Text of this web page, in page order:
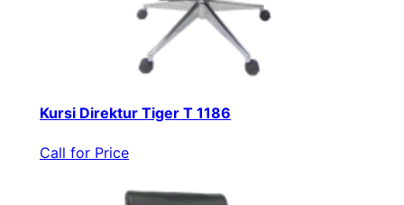
Kursi Direktur Tiger T 1186
Call for Price